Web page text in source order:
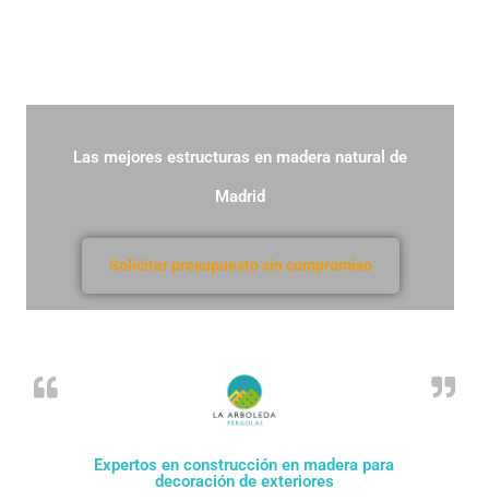
Las mejores estructuras en madera natural de
Madrid
Solicitar presupuesto sin compromiso
Expertos en construcción en madera para
decoración de exteriores